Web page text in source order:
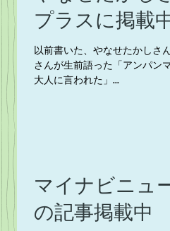
プラスに掲載
以前書いた、やなせたかしさ
さんが生前語った「アンパン
大人に言われた」...
マイナビニュ
の記事掲載中